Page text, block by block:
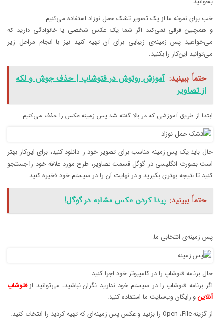
خب برای نمونه ما از یک تصویر تشک حمل نوزاد استفاده می‌کنیم.
و همچنین فرقی نمی‌کند اگر شما یک عکس شخصی یا خانوادگی دارید که
می‌خواهید پس زمینه‌ی زیبایی برای آن تهیه کنید نیز با انجام مراحل زیر
می‌توانید این‌کار را بکنید.
حتماً ببینید: آموزش روتوش در فتوشاپ | حذف جوش‌ و لکه
از تصاویر
ابتدا از طریق آموزشی که در بالا گفته شد پس زمینه عکس را حذف می‌کنیم.
حال باید یک پس زمینه مناسب برای تصویر خود را دانلود کنید، برای این‌کار بهتر
است بصورت انگلیسی در گوگل قسمت تصاویر، طرح مورد علاقه خود را جستجو
کنید تا نتیجه بهتری بگیرید و در نهایت آن را در سیستم خود ذخیره کنید.
حتماً ببینید: پیدا کردن عکس مشابه در گوگل!
پس زمینه‌ی انتخابی ما:
حال برنامه فتوشاپ را در کامپیوتر خود اجرا کنید.
اگر برنامه فتوشاپ را در سیستم خود ندارید نگران نباشید، می‌توانید ازفتوشاپ
آنلاینو رایگان وب‌سایت ما استفاده کنید.
از گزینه Open ،File را بزنید و عکس پس زمینه‌ای که تهیه کردید را انتخاب کنید.